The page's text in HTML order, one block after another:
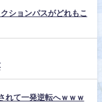
ションパスがどれもこ
れて一発逆転へｗｗｗ